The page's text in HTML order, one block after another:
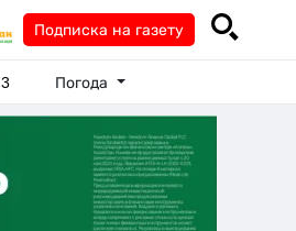
Подписка на газету
Погода